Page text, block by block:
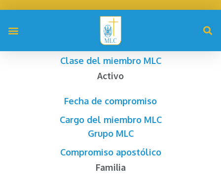
Clase del miembro MLC
Activo
Fecha de compromiso
Cargo del miembro MLC
Grupo MLC
Compromiso apostólico
Familia